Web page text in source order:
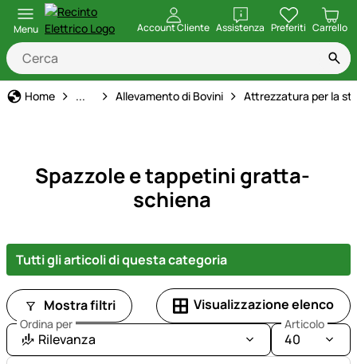
Menu Account Cliente Assistenza
apri Preferiti Carrello
Home Forniture per animali
... Allevamento di Bovini Attrezzatura per la
Spazzole e tappetini gratta-
schiena
Tutti gli articoli di questa categoria
Mostra filtri Visualizzazione elenco
Ordina per
Rilevanza
Articolo
40